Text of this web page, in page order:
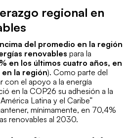
regional en
del promedio en la región
renovables para la
en los últimos cuatro años, en
la región). Como parte del
el apoyo a la energía
en la COP26 su adhesión a la
Latina y el Caribe”
mínimamente, en 70,4%
renovables al 2030.